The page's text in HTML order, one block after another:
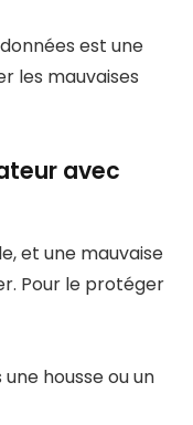
est une
les mauvaises
avec
et une mauvaise
Pour le protéger
housse ou un